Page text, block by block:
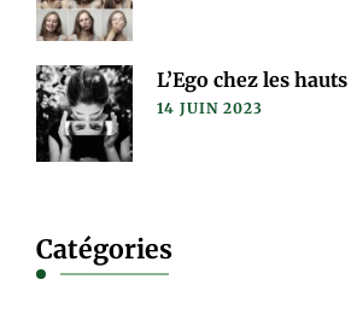
L’Ego chez les
14 JUIN 2023
Catégories